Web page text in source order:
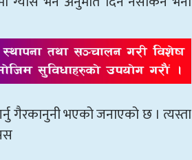
गैरकानुनी भएको जनाएको छ । त्यस्ता